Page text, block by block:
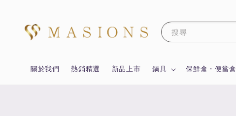
搜尋
關於我們 熱銷精選 新品上市 鍋具 保鮮盒・便當盒